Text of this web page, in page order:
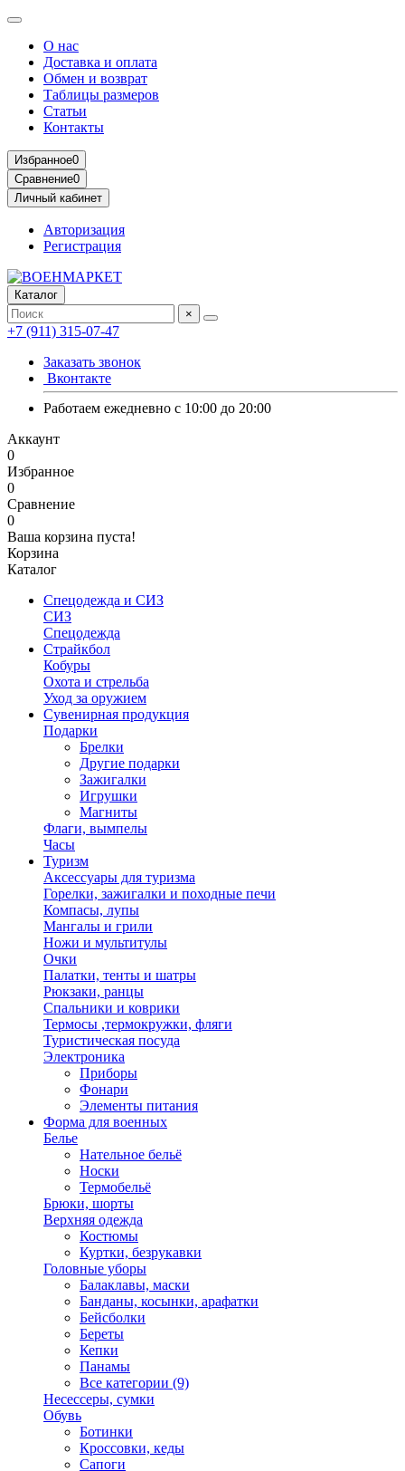
О нас
Доставка и оплата
Обмен и возврат
Таблицы размеров
Статьи
Контакты
Избранное0
Сравнение0
Личный кабинет
Авторизация
Регистрация
Каталог
×
+7 (911) 315-07-47
Заказать звонок
Вконтакте
Работаем ежедневно с 10:00 до 20:00
Аккаунт
0
Избранное
0
Сравнение
0
Ваша корзина пуста!
Корзина
Каталог
Спецодежда и СИЗ
СИЗ
Спецодежда
Страйкбол
Кобуры
Охота и стрельба
Уход за оружием
Сувенирная продукция
Подарки
Брелки
Другие подарки
Зажигалки
Игрушки
Магниты
Флаги, вымпелы
Часы
Туризм
Аксессуары для туризма
Горелки, зажигалки и походные печи
Компасы, лупы
Мангалы и грили
Ножи и мультитулы
Очки
Палатки, тенты и шатры
Рюкзаки, ранцы
Спальники и коврики
Термосы ,термокружки, фляги
Туристическая посуда
Электроника
Приборы
Фонари
Элементы питания
Форма для военных
Белье
Нательное бельё
Носки
Термобельё
Брюки, шорты
Верхняя одежда
Костюмы
Куртки, безрукавки
Головные уборы
Балаклавы, маски
Банданы, косынки, арафатки
Бейсболки
Береты
Кепки
Панамы
Все категории (9)
Несессеры, сумки
Обувь
Ботинки
Кроссовки, кеды
Сапоги